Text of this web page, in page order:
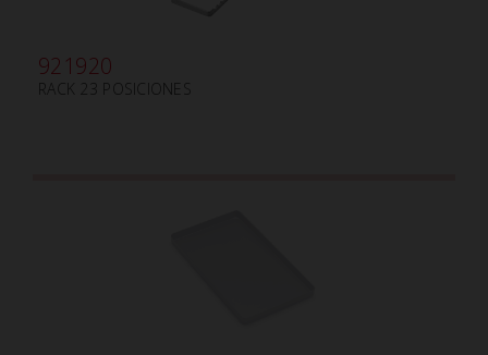
921920
RACK 23 POSICIONES